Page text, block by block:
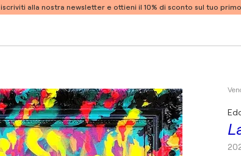
iscriviti alla nostra newsletter e ottieni il 10% di sconto sul tuo